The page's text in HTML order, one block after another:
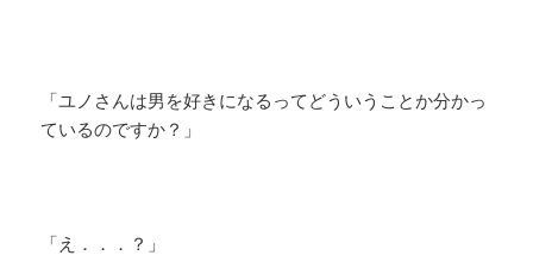
「ユノさんは男を好きになるってどういうことか分かっ
ているのですか？」
「え．．．？」